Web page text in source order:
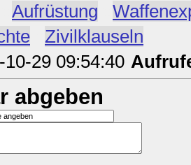
Aufrüstung
Zivilklauseln
10-29 09:54:40
abgeben